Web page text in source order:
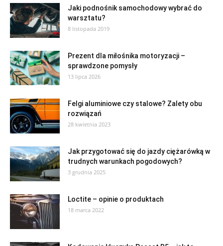
Jaki podnośnik samochodowy wybrać do
warsztatu?
8 listopada 2019
Prezent dla miłośnika motoryzacji –
sprawdzone pomysły
13 lipca 2026
Felgi aluminiowe czy stalowe? Zalety obu
rozwiązań
28 kwietnia 2023
Jak przygotować się do jazdy ciężarówką w
trudnych warunkach pogodowych?
3 grudnia 2025
Loctite – opinie o produktach
18 marca 2022